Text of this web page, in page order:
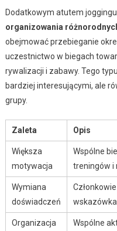
Dodatkowym atutem
organizowania
obejmować przebieganie
uczestnictwo w biegach
rywalizacji i zabawy. Tego
bardziej interesującymi, ale
grupy.
Zaleta Opis
Większa
motywacja
Wspólne
treningów i
Wymiana
doświadczeń
Organizacja
Wspólne